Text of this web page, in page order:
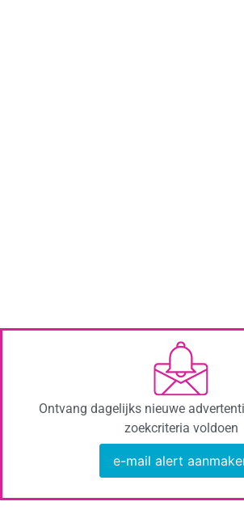
Ontvang dagelijks nieuwe
zoekcriteria voldoen
e-mail alert